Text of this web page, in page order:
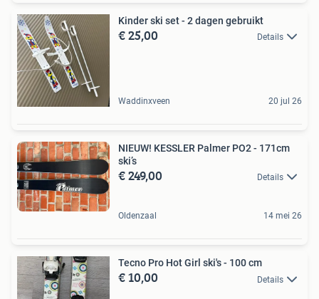
Kinder ski set - 2 dagen gebruikt
€ 25,00 Details
Waddinxveen 20 jul 26
NIEUW! KESSLER Palmer PO2 - 171cm
ski’s
€ 249,00 Details
Oldenzaal 14 mei 26
Tecno Pro Hot Girl ski's - 100 cm
€ 10,00 Details